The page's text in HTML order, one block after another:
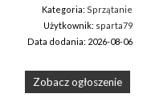
Kategoria: Sprzątanie
Użytkownik: sparta79
Data dodania: 2026-08-06
Zobacz ogłoszenie